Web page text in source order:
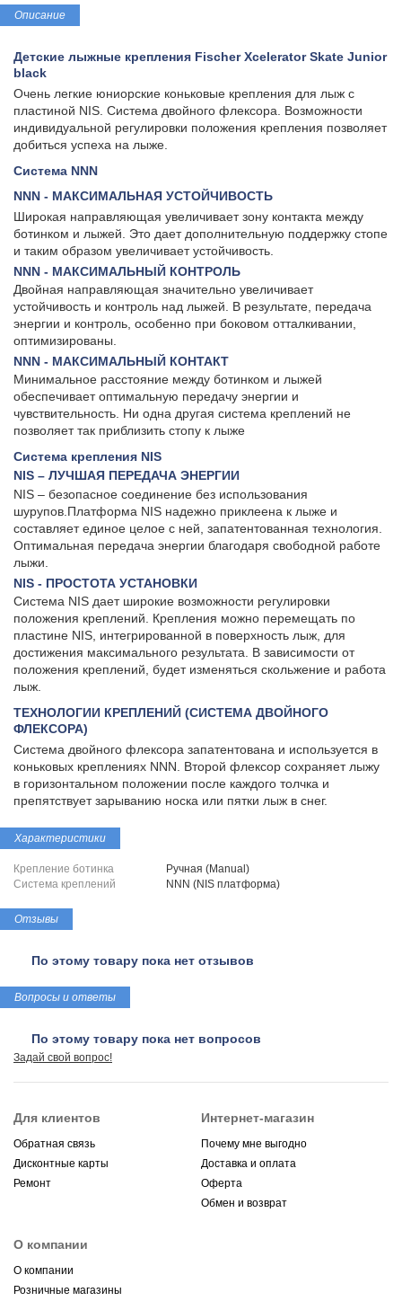
Описание
Детские лыжные крепления Fischer Xcelerator Skate Junior
black
Очень легкие юниорские коньковые крепления для лыж с
пластиной NIS. Система двойного флексора. Возможности
индивидуальной регулировки положения крепления позволяет
добиться успеха на лыже.
Система NNN
NNN - МАКСИМАЛЬНАЯ УСТОЙЧИВОСТЬ
Широкая направляющая увеличивает зону контакта между
ботинком и лыжей. Это дает дополнительную поддержку стопе
и таким образом увеличивает устойчивость.
NNN - МАКСИМАЛЬНЫЙ КОНТРОЛЬ
Двойная направляющая значительно увеличивает
устойчивость и контроль над лыжей. В результате, передача
энергии и контроль, особенно при боковом отталкивании,
оптимизированы.
NNN - МАКСИМАЛЬНЫЙ КОНТАКТ
Минимальное расстояние между ботинком и лыжей
обеспечивает оптимальную передачу энергии и
чувствительность. Ни одна другая система креплений не
позволяет так приблизить стопу к лыже
Система крепления NIS
NIS – ЛУЧШАЯ ПЕРЕДАЧА ЭНЕРГИИ
NIS – безопасное соединение без использования
шурупов.Платформа NIS надежно приклеена к лыже и
составляет единое целое с ней, запатентованная технология.
Оптимальная передача энергии благодаря свободной работе
лыжи.
NIS - ПРОСТОТА УСТАНОВКИ
Система NIS дает широкие возможности регулировки
положения креплений. Крепления можно перемещать по
пластине NIS, интегрированной в поверхность лыж, для
достижения максимального результата. В зависимости от
положения креплений, будет изменяться скольжение и работа
лыж.
ТЕХНОЛОГИИ КРЕПЛЕНИЙ (СИСТЕМА ДВОЙНОГО
ФЛЕКСОРА)
Система двойного флексора запатентована и используется в
коньковых креплениях NNN. Второй флексор сохраняет лыжу
в горизонтальном положении после каждого толчка и
препятствует зарыванию носка или пятки лыж в снег.
Характеристики
Крепление ботинка
Ручная (Manual)
Система креплений
NNN (NIS платформа)
Отзывы
По этому товару пока нет отзывов
Вопросы и ответы
По этому товару пока нет вопросов
Задай свой вопрос!
Для клиентов
Обратная связь
Дисконтные карты
Ремонт
Интернет-магазин
Почему мне выгодно
Доставка и оплата
Оферта
Обмен и возврат
О компании
О компании
Розничные магазины